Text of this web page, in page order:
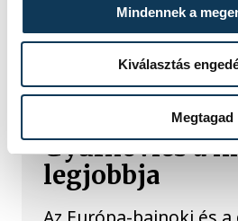
Mindennek a
Kiválasztás
Megtagad
TOVÁBBI
Gyurkovics a
legjobbja